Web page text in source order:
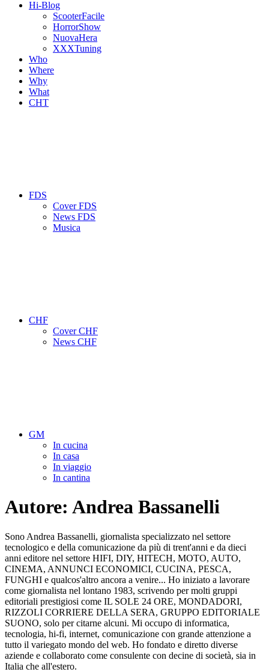
Hi-Blog
ScooterFacile
HorrorShow
NuovaHera
XXXTuning
Who
Where
Why
What
CHT
FDS
Cover FDS
News FDS
Musica
CHF
Cover CHF
News CHF
GM
In cucina
In casa
In viaggio
In cantina
Autore: Andrea Bassanelli
Sono Andrea Bassanelli, giornalista specializzato nel settore
tecnologico e della comunicazione da più di trent'anni e da dieci
anni editore nel settore HIFI, DIY, HITECH, MOTO, AUTO,
CINEMA, ANNUNCI ECONOMICI, CUCINA, PESCA,
FUNGHI e qualcos'altro ancora a venire... Ho iniziato a lavorare
come giornalista nel lontano 1983, scrivendo per molti gruppi
editoriali prestigiosi come IL SOLE 24 ORE, MONDADORI,
RIZZOLI CORRIERE DELLA SERA, GRUPPO EDITORIALE
SUONO, solo per citarne alcuni. Mi occupo di informatica,
tecnologia, hi-fi, internet, comunicazione con grande attenzione a
tutto il variegato mondo del web. Ho fondato e diretto diverse
aziende e collaborato come consulente con decine di società, sia in
Italia che all'estero.